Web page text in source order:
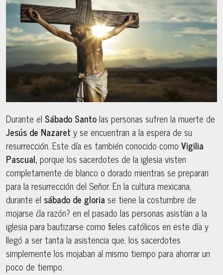
Durante el Sábado Santolas personas sufren la muerte de
Jesús de Nazaret y se encuentran a la espera de su
resurrección. Este día es también conocido como Vigilia
Pascual, porque los sacerdotes de la iglesia visten
completamente de blanco o dorado mientras se preparan
para la resurrección del Señor. En la cultura mexicana,
durante el sábado de gloria se tiene la costumbre de
mojarse ¿la razón? en el pasado las personas asistían a la
iglesia para bautizarse como fieles católicos en este día y
llegó a ser tanta la asistencia que, los sacerdotes
simplemente los mojaban al mismo tiempo para ahorrar un
poco de tiempo.